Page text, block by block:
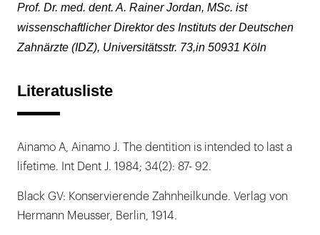
Prof. Dr. med. dent. A. Rainer Jordan, MSc. ist
wissenschaftlicher Direktor des Instituts der Deutschen
Zahnärzte (IDZ), Universitätsstr. 73,in 50931 Köln
Literatusliste
Ainamo A, Ainamo J. The dentition is intended to last a
lifetime. Int Dent J. 1984; 34(2): 87- 92.
Black GV: Konservierende Zahnheilkunde. Verlag von
Hermann Meusser, Berlin, 1914.